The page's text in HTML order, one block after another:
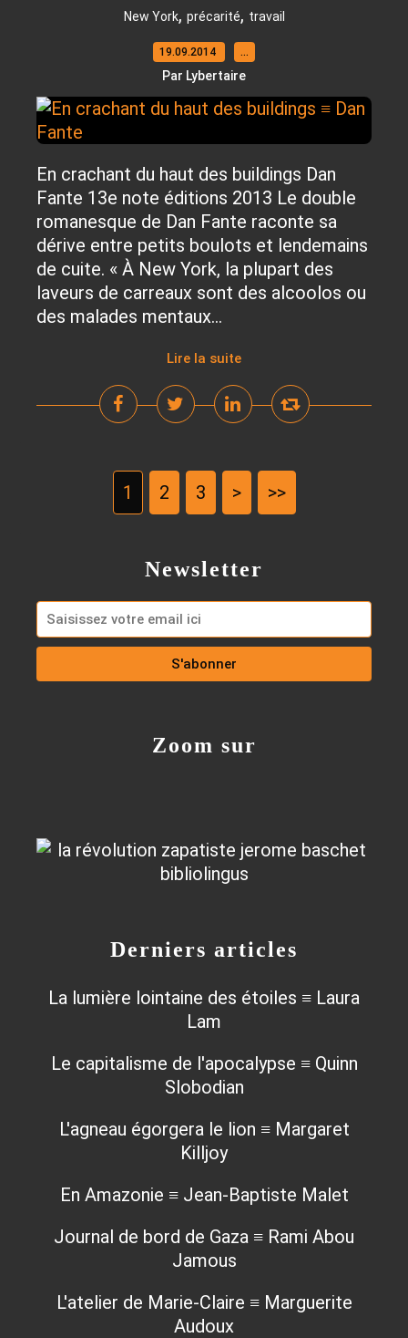
New York, précarité, travail
19.09.2014 …
Par Lybertaire
En crachant du haut des buildings Dan
Fante 13e note éditions 2013 Le double
romanesque de Dan Fante raconte sa
dérive entre petits boulots et lendemains
de cuite. « À New York, la plupart des
laveurs de carreaux sont des alcoolos ou
des malades mentaux...
Lire la suite
1 2 3 > >>
Newsletter
Derniers articles
La lumière lointaine des étoiles ≡ Laura
Lam
Le capitalisme de l'apocalypse ≡ Quinn
Slobodian
L'agneau égorgera le lion ≡ Margaret
Killjoy
En Amazonie ≡ Jean-Baptiste Malet
Journal de bord de Gaza ≡ Rami Abou
Jamous
L'atelier de Marie-Claire ≡ Marguerite
Audoux
Zoom sur